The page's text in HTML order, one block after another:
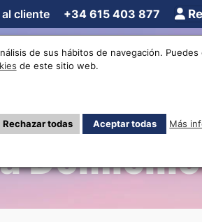
cliente +34 615 403 877
Trabaja con nosotros Otros
Domicilio
de sus hábitos de navegación. Puedes
de este sitio web.
Rechazar todas Aceptar todas Más